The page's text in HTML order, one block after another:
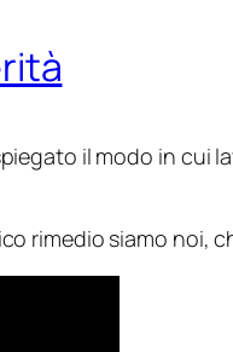
il modo in cui
rimedio siamo noi,